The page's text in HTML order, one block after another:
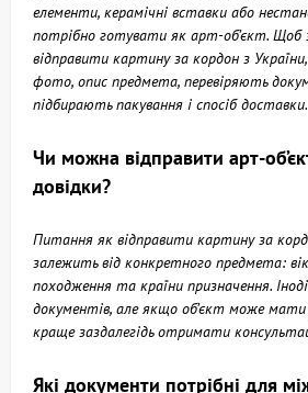
елементи, керамічні вставки або
потрібно готувати як арт-об’єкт. Щоб
відправити картину за кордон з
фото, опис предмета, перевіряють
підбирають пакування і спосіб доставки.
Чи можна відправити арт-
довідки?
Питання як відправити картину за
залежить від конкретного предмета:
походження та країни призначення.
документів, але якщо об’єкт може мати
краще заздалегідь отримати
Які документи потрібні для